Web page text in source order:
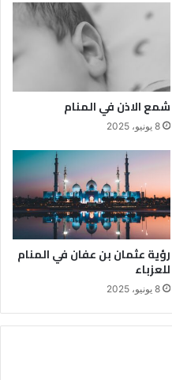
شمع الاذن في المنام
8 يونيو، 2025
رؤية عثمان بن عفان في المنام
للعزباء
8 يونيو، 2025